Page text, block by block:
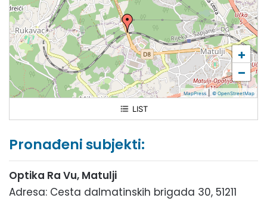
+
−
MapPress|© OpenStreetMap
LIST
Pronađeni subjekti:
Optika Ra Vu, Matulji
Adresa: Cesta dalmatinskih brigada 30, 51211